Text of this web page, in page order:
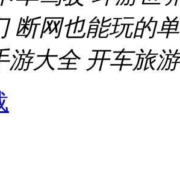
断网也能玩的
游大全 开车旅游